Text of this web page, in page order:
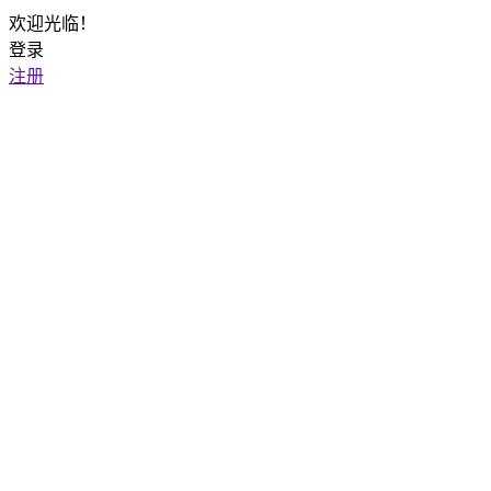
欢迎光临！
登录
注册